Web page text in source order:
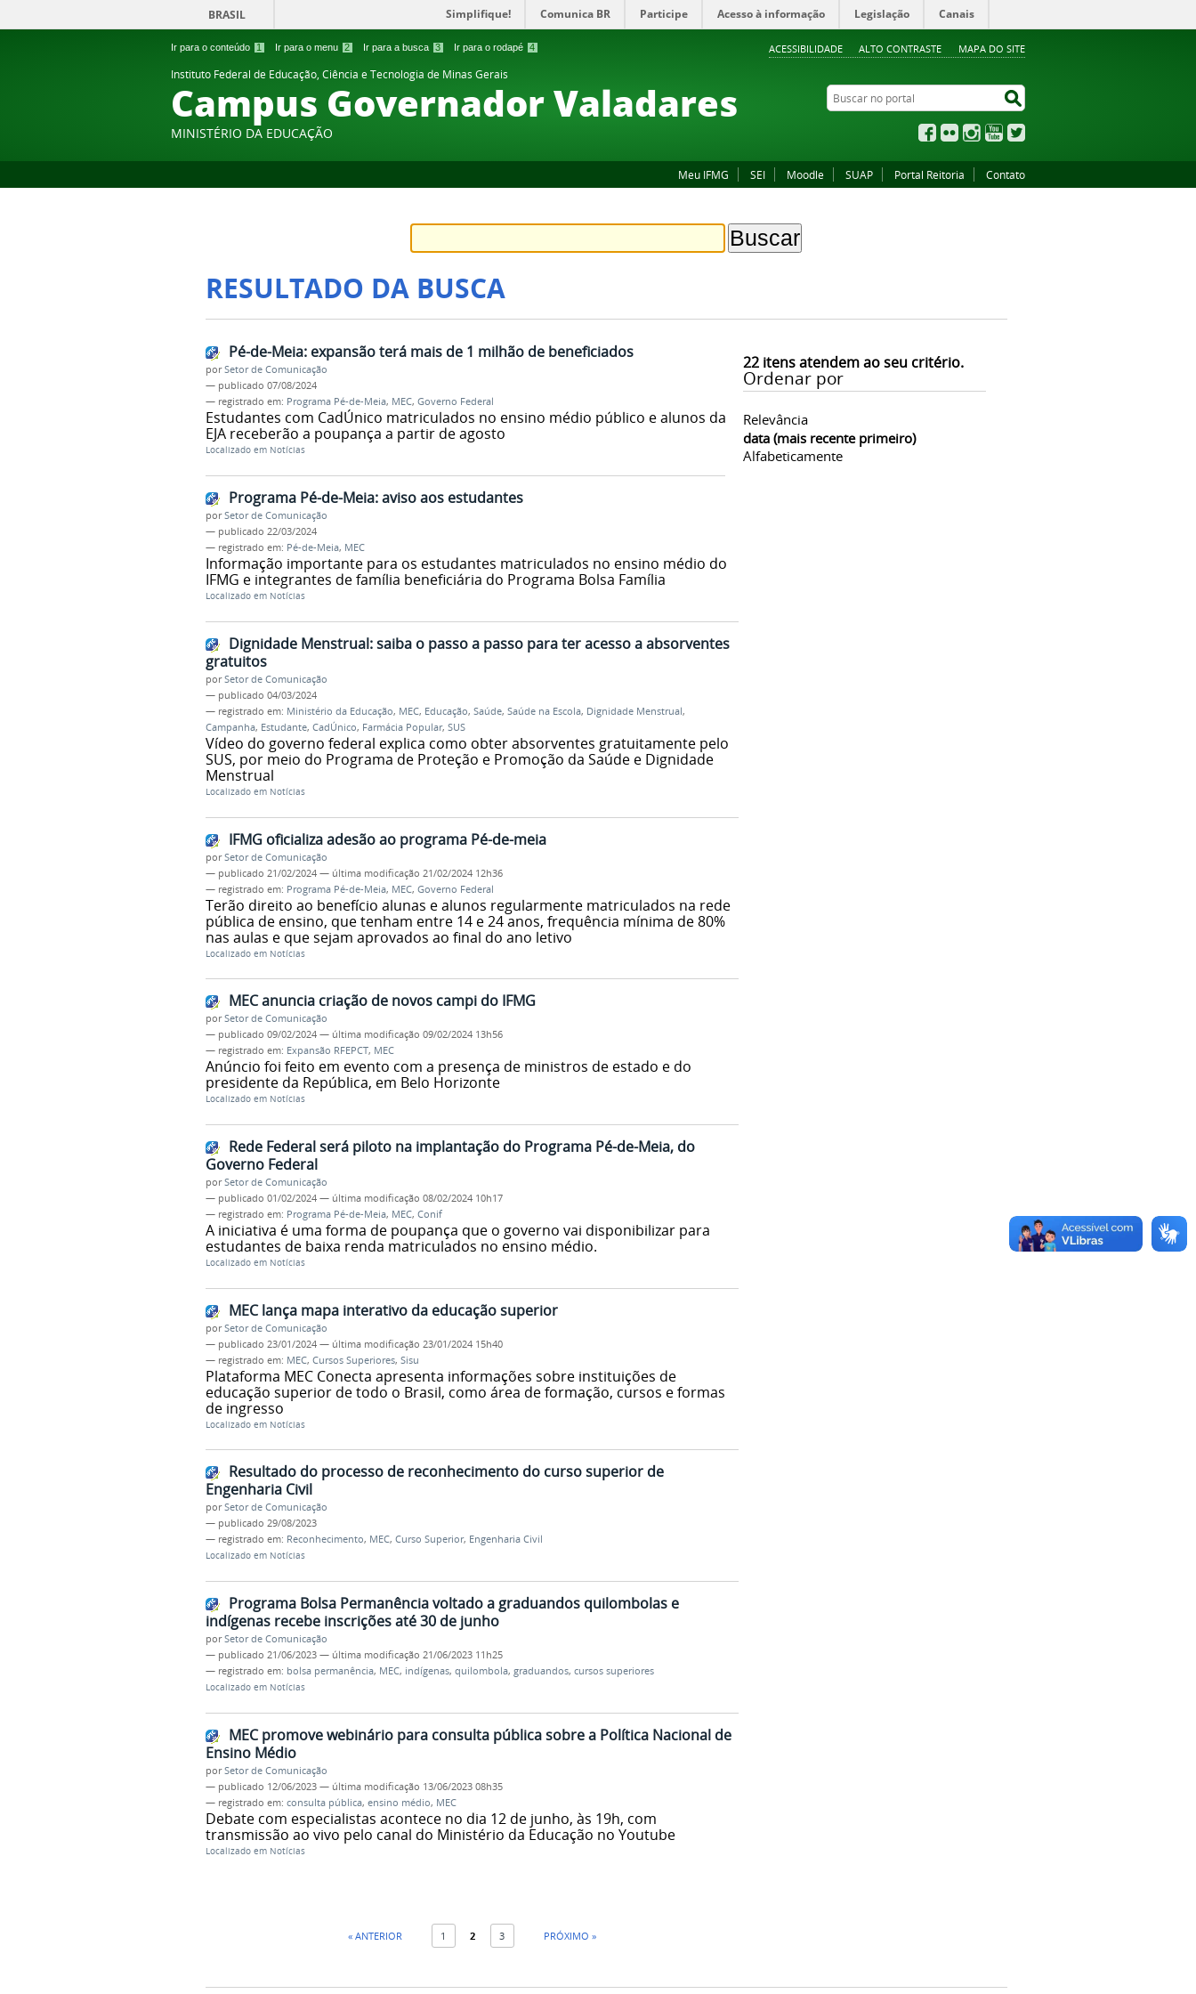
Ir para o conteúdo 1 Ir para o menu 2 Ir para a busca 3 Ir para o rodapé 4 ACESSIBILIDADE ALTO CONTRASTE MAPA DO SITE
BRASIL Simplifique! Comunica BR Participe Acesso à informação Legislação Canais
Instituto Federal de Educação, Ciência e Tecnologia de Minas Gerais
Campus Governador Valadares
MINISTÉRIO DA EDUCAÇÃO
Buscar no portal
Facebook
Flickr InstagramYouTube
Meu IFMG SEI Moodle SUAP Portal Reitoria Contato
RESULTADO DA BUSCA
22itens atendem ao seu critério.
Ordenar por
Relevância
data (mais recente primeiro)
Alfabeticamente
Pé-de-Meia: expansão terá mais de 1 milhão de beneficiados
porSetor de Comunicação
— publicado 07/08/2024
— registrado em: Programa Pé-de-Meia, MEC, Governo Federal
Estudantes com CadÚnico matriculados no ensino médio público e alunos da
EJA receberão a poupança a partir de agosto
Localizado em Notícias
Programa Pé-de-Meia: aviso aos estudantes
porSetor de Comunicação
— publicado 22/03/2024
— registrado em: Pé-de-Meia, MEC
Informação importante para os estudantes matriculados no ensino médio do
IFMG e integrantes de família beneficiária do Programa Bolsa Família
Localizado em Notícias
Dignidade Menstrual: saiba o passo a passo para ter acesso a absorventes
gratuitos
porSetor de Comunicação
— publicado 04/03/2024
— registrado em: Ministério da Educação, MEC, Educação, Saúde, Saúde na Escola, Dignidade Menstrual,
Campanha, Estudante, CadÚnico, Farmácia Popular, SUS
Vídeo do governo federal explica como obter absorventes gratuitamente pelo
SUS, por meio do Programa de Proteção e Promoção da Saúde e Dignidade
Menstrual
Localizado em Notícias
IFMG oficializa adesão ao programa Pé-de-meia
porSetor de Comunicação
— publicado 21/02/2024 — última modificação 21/02/2024 12h36
— registrado em: Programa Pé-de-Meia, MEC, Governo Federal
Terão direito ao benefício alunas e alunos regularmente matriculados na rede
pública de ensino, que tenham entre 14 e 24 anos, frequência mínima de 80%
nas aulas e que sejam aprovados ao final do ano letivo
Localizado em Notícias
MEC anuncia criação de novos campi do IFMG
porSetor de Comunicação
— publicado 09/02/2024 — última modificação 09/02/2024 13h56
— registrado em: Expansão RFEPCT, MEC
Anúncio foi feito em evento com a presença de ministros de estado e do
presidente da República, em Belo Horizonte
Localizado em Notícias
Rede Federal será piloto na implantação do Programa Pé-de-Meia, do
Governo Federal
porSetor de Comunicação
— publicado 01/02/2024 — última modificação 08/02/2024 10h17
— registrado em: Programa Pé-de-Meia, MEC, Conif
A iniciativa é uma forma de poupança que o governo vai disponibilizar para
estudantes de baixa renda matriculados no ensino médio.
Localizado em Notícias
MEC lança mapa interativo da educação superior
porSetor de Comunicação
— publicado 23/01/2024 — última modificação 23/01/2024 15h40
— registrado em: MEC, Cursos Superiores, Sisu
Plataforma MEC Conecta apresenta informações sobre instituições de
educação superior de todo o Brasil, como área de formação, cursos e formas
de ingresso
Localizado em Notícias
Resultado do processo de reconhecimento do curso superior de
Engenharia Civil
porSetor de Comunicação
— publicado 29/08/2023
— registrado em: Reconhecimento, MEC, Curso Superior, Engenharia Civil
Localizado em Notícias
Programa Bolsa Permanência voltado a graduandos quilombolas e
indígenas recebe inscrições até 30 de junho
porSetor de Comunicação
— publicado 21/06/2023 — última modificação 21/06/2023 11h25
— registrado em: bolsa permanência, MEC, indígenas, quilombola, graduandos, cursos superiores
Localizado em Notícias
MEC promove webinário para consulta pública sobre a Política Nacional de
Ensino Médio
porSetor de Comunicação
— publicado 12/06/2023 — última modificação 13/06/2023 08h35
— registrado em: consulta pública, ensino médio, MEC
Debate com especialistas acontece no dia 12 de junho, às 19h, com
transmissão ao vivo pelo canal do Ministério da Educação no Youtube
Localizado em Notícias
« ANTERIOR 1 2 3 PRÓXIMO »